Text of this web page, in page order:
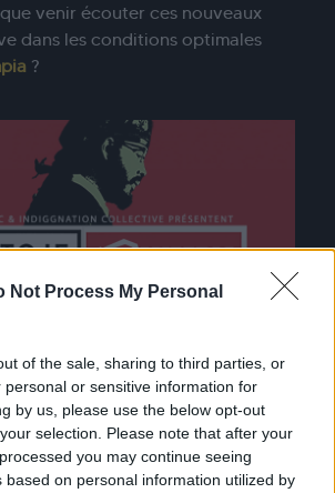
Not Process My Personal
of the sale, sharing to third parties, or
personal or sensitive information for
by us, please use the below opt-out
selection. Please note that after your
you may continue seeing
based on personal information utilized by
venir écouter ces nouveaux
dans les conditions optimales
?